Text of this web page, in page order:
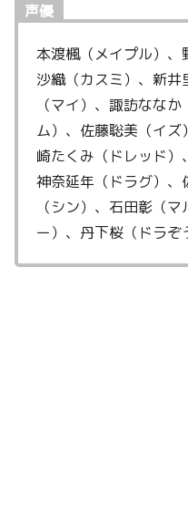
声優
本渡楓（メイプル）
沙織（カスミ）、新
（マイ）、諏訪なな
ム）、佐藤聡美（イ
崎たくみ（ドレッド）
神奈延年（ドラグ）
（シン）、石田彰（
ー）、丹下桜（ドラぞ